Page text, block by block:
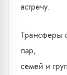
встречу.
Трансферы
пар,
семей и